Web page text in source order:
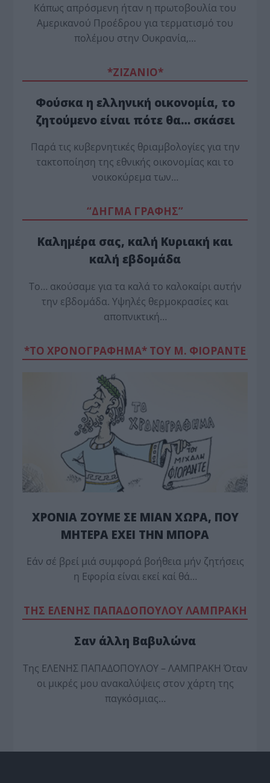
Κάπως απρόσμενη ήταν η πρωτοβουλία του
Αμερικανού Προέδρου για τερματισμό του
πολέμου στην Ουκρανία,…
*ZΙΖΑΝΙΟ*
Φούσκα η ελληνική οικονομία, το
ζητούμενο είναι πότε θα… σκάσει
Παρά τις κυβερνητικές θριαμβολογίες για την
τακτοποίηση της εθνικής οικονομίας και το
νοικοκύρεμα των…
“ΔΗΓΜΑ ΓΡΑΦΗΣ”
Καλημέρα σας, καλή Κυριακή και
καλή εβδομάδα
Το… ακούσαμε για τα καλά το καλοκαίρι αυτήν
την εβδομάδα. Υψηλές θερμοκρασίες και
αποπνικτική…
*ΤΟ ΧΡΟΝΟΓΡΑΦΗΜΑ* ΤΟΥ Μ. ΦΙΟΡΆΝΤΕ
ΧΡΟΝΙΑ ΖΟΥΜΕ ΣΕ ΜΙΑΝ ΧΩΡΑ, ΠΟΥ
ΜΗΤΕΡΑ ΕΧΕΙ ΤΗΝ ΜΠΟΡΑ
Εάν σέ βρεί μιά συμφορά βοήθεια μήν ζητήσεις
η Εφορία είναι εκεί καί θά…
TΗΣ ΕΛΕΝΗΣ ΠΑΠΑΔΟΠΟΥΛΟΥ ΛΑΜΠΡΑΚΗ
Σαν άλλη Βαβυλώνα
Της ΕΛΕΝΗΣ ΠΑΠΑΔΟΠΟΥΛΟΥ – ΛΑΜΠΡΑΚΗ Όταν
οι μικρές μου ανακαλύψεις στον χάρτη της
παγκόσμιας…